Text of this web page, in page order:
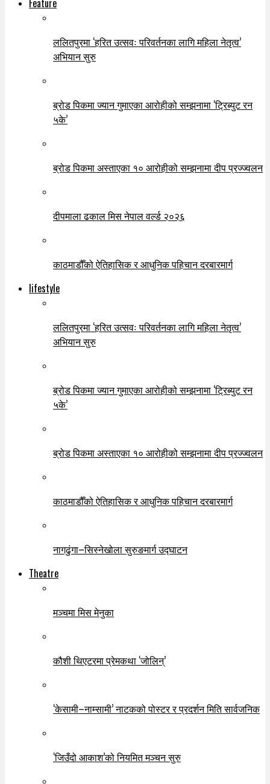
Feature
ललितपुरमा ‘हरित उत्सवः परिवर्तनका लागि महिला नेतृत्व’
अभियान सुरु
ब्रोड पिकमा ज्यान गुमाएका आरोहीको सम्झनामा ‘ट्रिब्युट रन
५के’
ब्रोड पिकमा अस्ताएका १० आरोहीको सम्झनामा दीप प्रज्ज्वलन
दीपमाला ढकाल मिस नेपाल वर्ल्ड २०२६
काठमाडौँको ऐतिहासिक र आधुनिक पहिचान दरबारमार्ग
lifestyle
ललितपुरमा ‘हरित उत्सवः परिवर्तनका लागि महिला नेतृत्व’
अभियान सुरु
ब्रोड पिकमा ज्यान गुमाएका आरोहीको सम्झनामा ‘ट्रिब्युट रन
५के’
ब्रोड पिकमा अस्ताएका १० आरोहीको सम्झनामा दीप प्रज्ज्वलन
काठमाडौँको ऐतिहासिक र आधुनिक पहिचान दरबारमार्ग
नागढुंगा–सिस्नेखोला सुरुङमार्ग उद्घाटन
Theatre
मञ्चमा मिस मेनुका
कौशी थिएटरमा प्रेमकथा ‘जोलिन्’
‘केसामी–नाम्सामी’ नाटकको पोस्टर र प्रदर्शन मिति सार्वजनिक
‘जिउँदो आकाश’को नियमित मञ्चन सुरु